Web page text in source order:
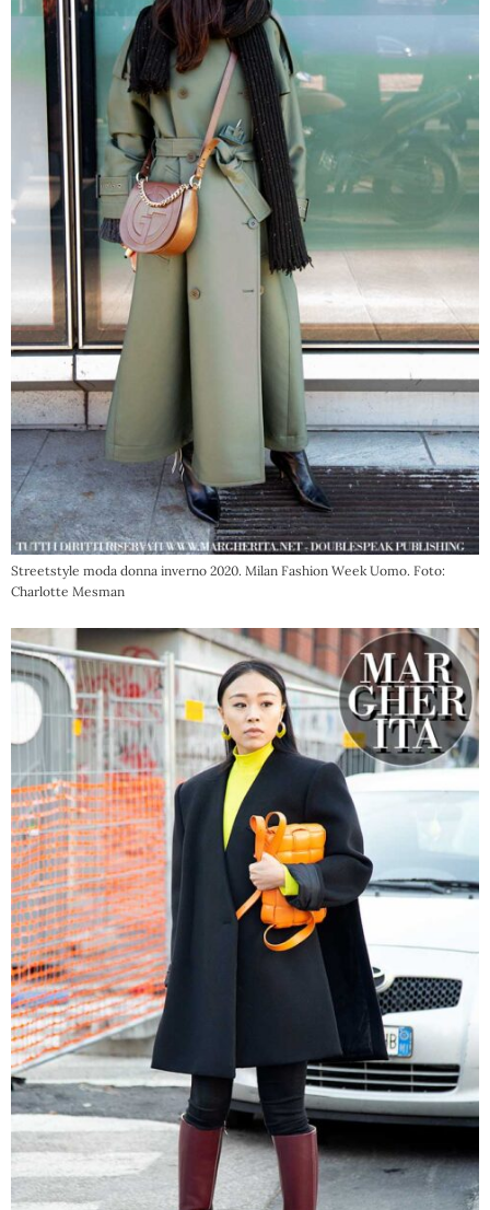
Streetstyle moda donna inverno 2020. Milan Fashion Week Uomo. Foto:
Charlotte Mesman